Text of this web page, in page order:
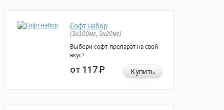
Софт набор
(3x100мг, 3x20мг)
Выбери софт-препарат на свой
вкус!
от 117Р Купить